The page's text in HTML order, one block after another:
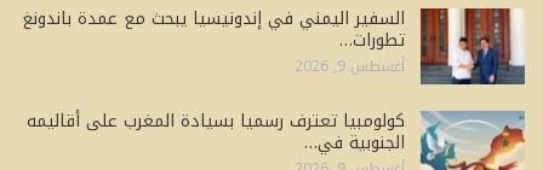
السفير اليمني في إندونيسيا يبحث مع عمدة باندونغ
تطورات…
أغسطس 9, 2026
كولومبيا تعترف رسميا بسيادة المغرب على أقاليمه
الجنوبية في…